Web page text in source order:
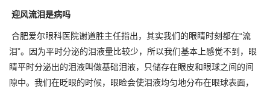
迎风流泪是病吗
合肥爱尔眼科医院谢道胜主任指出，其实我们的眼睛时刻都在“流
泪”。因为平时分泌的泪液量比较少，所以我们基本上感觉不到，眼
睛平时分泌出的泪液叫做基础泪液，只储存在眼皮和眼球之间的间
隙中。我们在眨眼的时候，眼睑会使泪液均匀地分布在眼球表面，